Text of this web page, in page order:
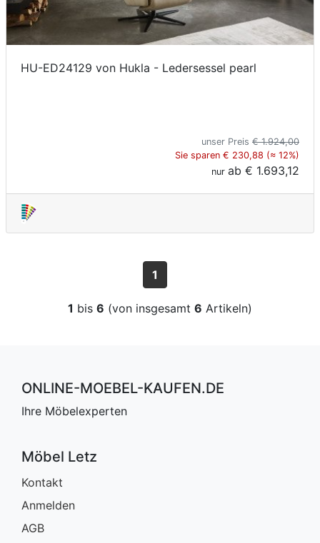
HU-ED24129 von Hukla - Ledersessel pearl
unser Preis € 1.924,00
Sie sparen € 230,88 (≈ 12%)
nur ab € 1.693,12
1
1 bis 6 (von insgesamt 6 Artikeln)
ONLINE-MOEBEL-KAUFEN.DE
Ihre Möbelexperten
Möbel Letz
Kontakt
Anmelden
AGB